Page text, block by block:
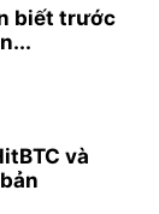
biết trước
và